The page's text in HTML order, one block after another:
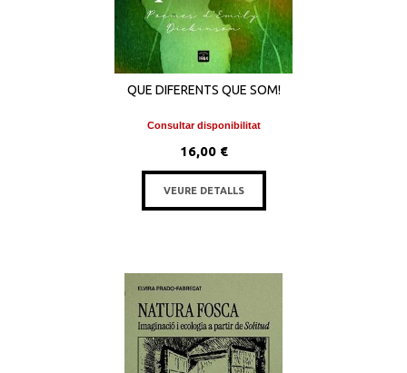
QUE DIFERENTS QUE SOM!
Consultar disponibilitat
16,00 €
VEURE DETALLS